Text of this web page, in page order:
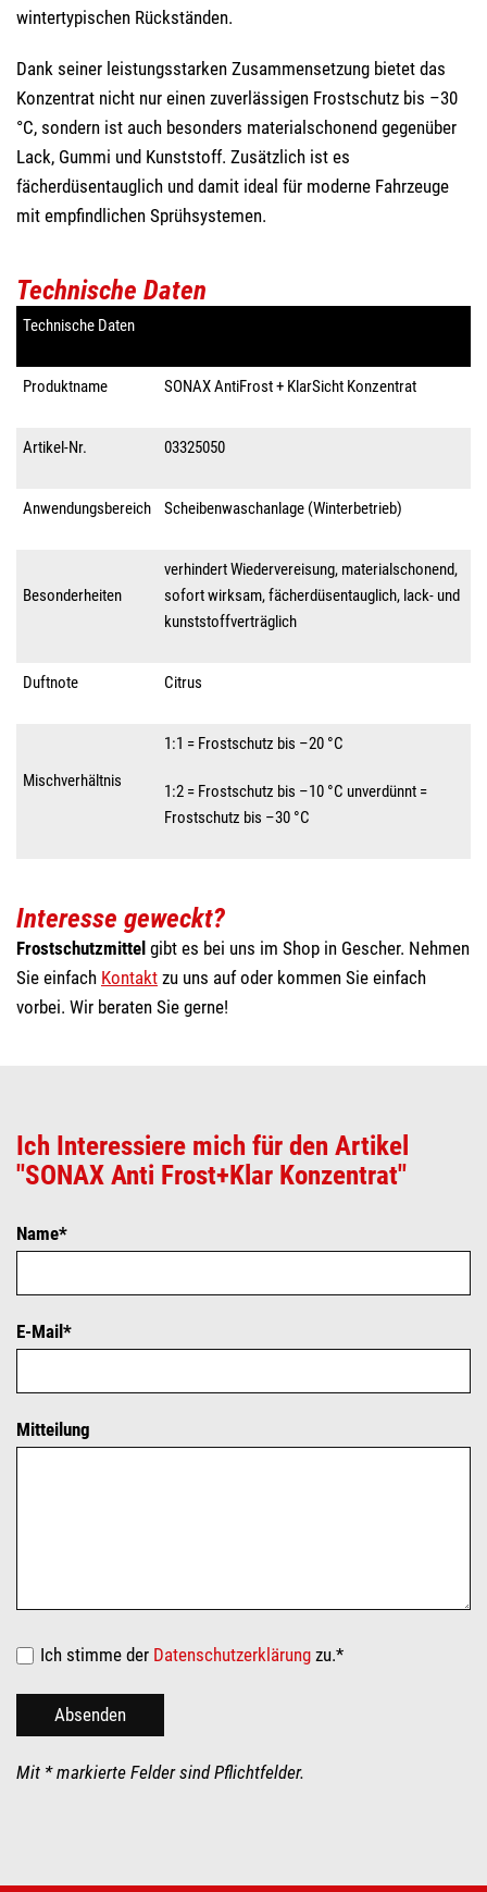
wintertypischen Rückständen.
Dank seiner leistungsstarken Zusammensetzung bietet das
Konzentrat nicht nur einen zuverlässigen Frostschutz bis –30
°C, sondern ist auch besonders materialschonend gegenüber
Lack, Gummi und Kunststoff. Zusätzlich ist es
fächerdüsentauglich und damit ideal für moderne Fahrzeuge
mit empfindlichen Sprühsystemen.
Technische Daten
Technische Daten
Produktname SONAX AntiFrost + KlarSicht Konzentrat
Artikel-Nr. 03325050
Anwendungsbereich Scheibenwaschanlage (Winterbetrieb)
Besonderheiten
verhindert Wiedervereisung, materialschonend,
sofort wirksam, fächerdüsentauglich, lack- und
kunststoffverträglich
Duftnote Citrus
Mischverhältnis
1:1 = Frostschutz bis –20 °C
1:2 = Frostschutz bis –10 °C unverdünnt =
Frostschutz bis –30 °C
Interesse geweckt?
Frostschutzmittel gibt es bei uns im Shop in Gescher. Nehmen
Sie einfach Kontakt zu uns auf oder kommen Sie einfach
vorbei. Wir beraten Sie gerne!
Ich Interessiere mich für den Artikel
"SONAX Anti Frost+Klar Konzentrat"
Name*
E-Mail*
Mitteilung
Ich stimme der Datenschutzerklärung zu.*
Mit * markierte Felder sind Pflichtfelder.